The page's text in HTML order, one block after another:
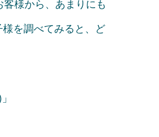
様から、あまりにも
を調べてみると、ど